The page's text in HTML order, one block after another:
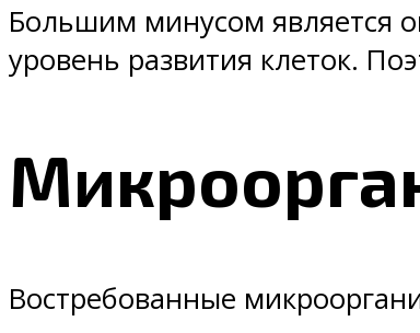
Большим минусом является
уровень развития клеток.
Востребованные